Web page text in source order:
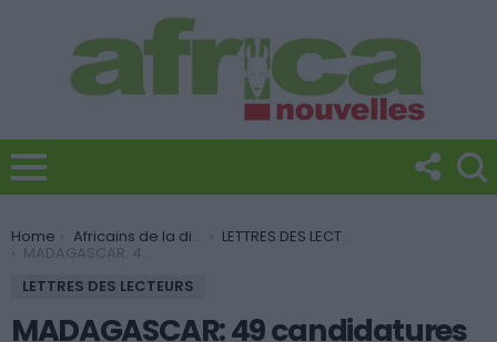
You are here:
Home Africains de la diaspora LETTRES DES LECTEURS
MADAGASCAR: 49 candidatures à la présidentielle
LETTRES DES LECTEURS
MADAGASCAR: 49 candidatures